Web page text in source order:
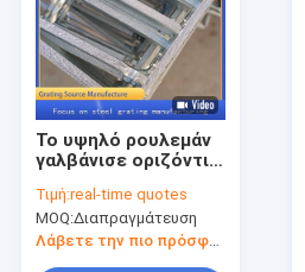
Το υψηλό ρουλεμάν
γαλβάνισε οριζόντια
μετάλλων για την
πλατφόρμα
εγκαταστάσεων
Τιμή:real-time quotes
MOQ:Διαπραγμάτευση
Λάβετε την πιο πρόσφατη τιμή